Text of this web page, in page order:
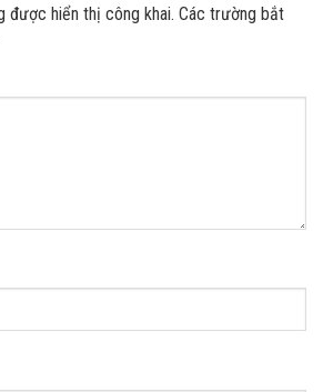
được hiển thị công khai. Các trường bắt